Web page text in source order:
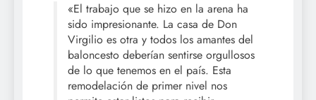
«El trabajo que se hizo en la arena ha
sido impresionante. La casa de Don
Virgilio es otra y todos los amantes del
baloncesto deberían sentirse orgullosos
de lo que tenemos en el país. Esta
remodelación de primer nivel nos